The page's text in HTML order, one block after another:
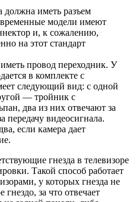
иметь разъем
модели имеют
и, к сожалению,
на этот стандарт
провод переходник. У
в комплекте с
следующий вид: с одной
— тройник с
два из них отвечают за
передачу видеосигнала.
если камера дает
гнезда в телевизоре
Такой способ работает
у которых гнезда не
за что отвечает